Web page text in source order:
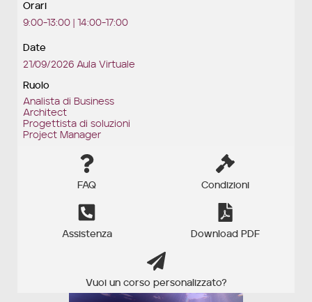
Orari
9:00-13:00 | 14:00-17:00
Date
21/09/2026 Aula Virtuale
Ruolo
Analista di Business
Architect
Progettista di soluzioni
Project Manager
FAQ Condizioni
Assistenza Download PDF
Vuoi un corso personalizzato?